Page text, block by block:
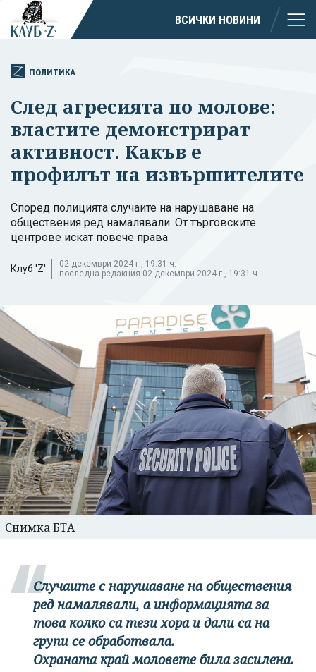
ВСИЧКИ НОВИНИ
ПОЛИТИКА
След агресията по молове:
властите демонстрират
активност. Какъв е
профилът на извършителите
Според полицията случаите на нарушаване на
обществения ред намалявали. От търговските
центрове искат повече права
Клуб 'Z'
02 декември 2024 г., 19:31 ч.
последна редакция 02 декември 2024 г., 19:31 ч.
Снимка БТА
Случаите с нарушаване на обществения
ред намалявали, а информацията за
това колко са тези хора и дали са на
групи се обработвала.
Охраната край моловете била засилена.